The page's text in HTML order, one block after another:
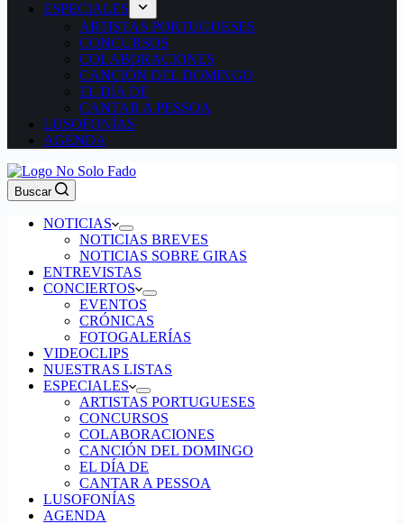
ESPECIALES
ARTISTAS PORTUGUESES
CONCURSOS
COLABORACIONES
CANCIÓN DEL DOMINGO
EL DÍA DE
CANTAR A PESSOA
LUSOFONÍAS
AGENDA
Buscar
NOTICIAS
NOTICIAS BREVES
NOTICIAS SOBRE GIRAS
ENTREVISTAS
CONCIERTOS
EVENTOS
CRÓNICAS
FOTOGALERÍAS
VIDEOCLIPS
NUESTRAS LISTAS
ESPECIALES
ARTISTAS PORTUGUESES
CONCURSOS
COLABORACIONES
CANCIÓN DEL DOMINGO
EL DÍA DE
CANTAR A PESSOA
LUSOFONÍAS
AGENDA